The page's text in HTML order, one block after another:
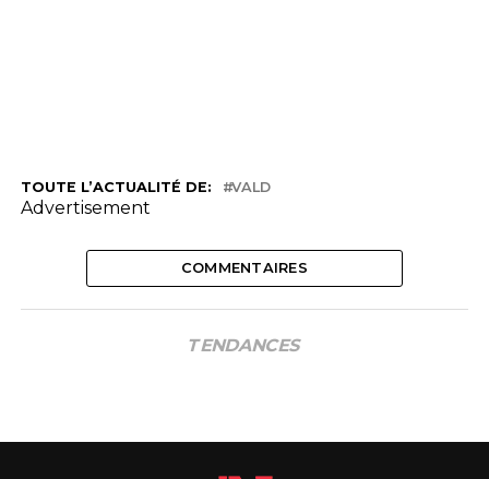
TOUTE L’ACTUALITÉ DE: VALD
Advertisement
COMMENTAIRES
TENDANCES